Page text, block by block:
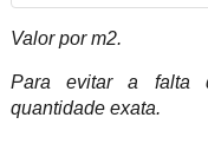
Valor por m2.
Para evitar a falta
quantidade exata.